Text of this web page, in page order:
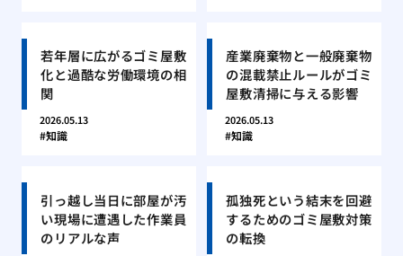
若年層に広がるゴミ屋敷
化と過酷な労働環境の相
関
2026.05.13
知識
産業廃棄物と一般廃棄物
の混載禁止ルールがゴミ
屋敷清掃に与える影響
2026.05.13
知識
引っ越し当日に部屋が汚
い現場に遭遇した作業員
のリアルな声
孤独死という結末を回避
するためのゴミ屋敷対策
の転換